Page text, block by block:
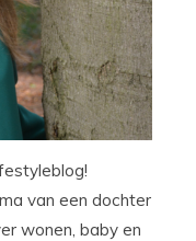
van een dochter
wonen, baby en